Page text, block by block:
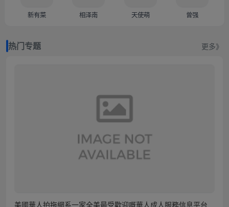
新有菜 相泽南 天使萌 曾强
热门专题 更多》
美國華人拍拖網系一家全美最受歡迎嘅華人成人服務信息平台